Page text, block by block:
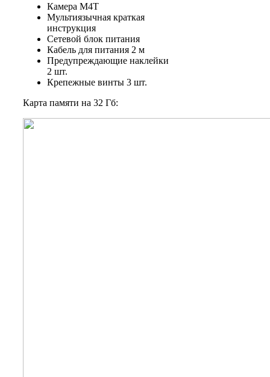
Камера M4T
Мультиязычная краткая
инструкция
Сетевой блок питания
Кабель для питания 2 м
Предупреждающие наклейки
2 шт.
Крепежные винты 3 шт.
Карта памяти на 32 Гб: